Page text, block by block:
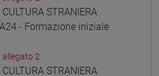
STRANIERA
- Formazione iniziale
allegato 2
STRANIERA